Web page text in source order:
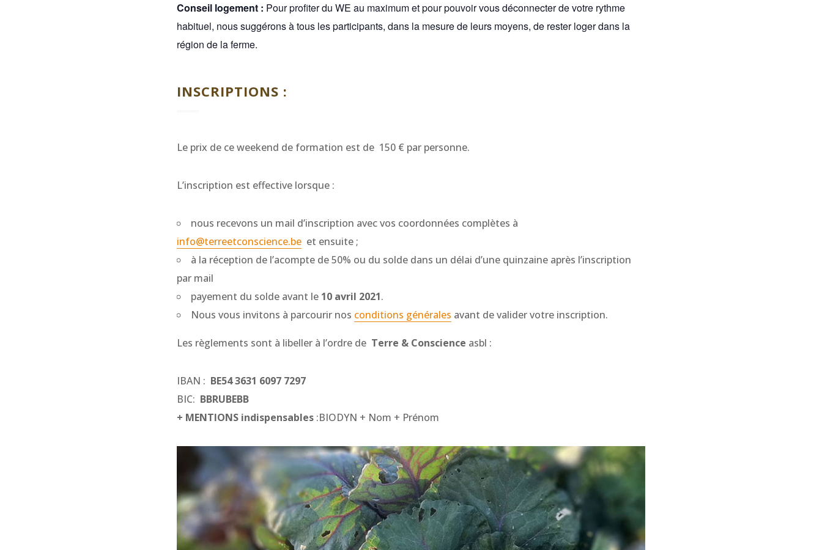
Conseil logement : Pour profiter du WE au maximum et pour pouvoir vous déconnecter de votre rythme
habituel, nous suggérons à tous les participants, dans la mesure de leurs moyens, de rester loger dans la
région de la ferme.
INSCRIPTIONS :
Le prix de ce weekend de formation est de 150 € par personne.
L’inscription est effective lorsque :
nous recevons un mail d’inscription avec vos coordonnées complètes à
info@terreetconscience.beet ensuite ;
à la réception de l’acompte de 50% ou du solde dans un délai d’une quinzaine après l’inscription
par mail
payement du solde avant le 10 avril 2021.
Nous vous invitons à parcourir nos conditions générales avant de valider votre inscription.
Les règlements sont à libeller à l’ordre de Terre & Conscience asbl :
IBAN : BE54 3631 6097 7297
BIC: BBRUBEBB
+ MENTIONS indispensables :BIODYN + Nom + Prénom